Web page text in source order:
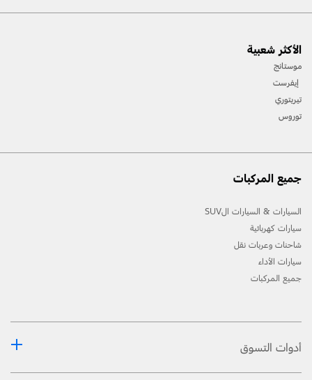
المسارات، واستخدام معدّات السّلامة المناسبة.
[2] لن تتوفّر جميع ميّزات المركبة في جميع الأسواق. اتّصل بموزّع فورد المحلّي للحصول على أحدث
الأكثر شعبية
موستانج
إيفرست
تيريتوري
توروس
جميع المركبات
السيارات & السيارات الSUV
سيارات كهربائية
شاحنات وعربات نقل
سيارات الأداء
جميع المركبات
أدوات التسوق